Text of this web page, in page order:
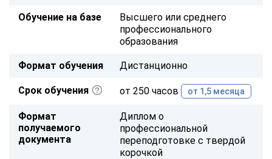
Обучение на базе
Высшего или среднего
профессионального
образования
Формат обучения Дистанционно
Срок обучения от 250 часов от 1,5 месяца
Формат
получаемого
документа
Диплом о
профессиональной
переподготовке с твердой
корочкой